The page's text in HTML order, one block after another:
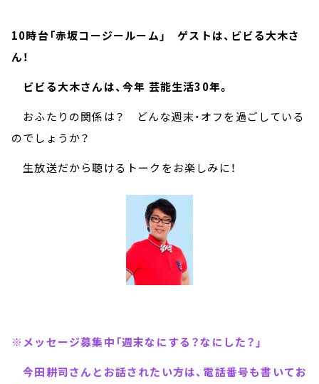
10時台「赤坂コージールーム」 ゲストは、ビビる大木さ
ん！
ビビる大木さんは、今年 芸能生活30年。
おふたりの関係は？ どんな週末・オフを過ごしている
のでしょうか？
生放送だから聴けるトークをお楽しみに！
※メッセージ募集中「週末なにする？なにした？」
今田耕司さんとお話されたい方は、電話番号も書いてお